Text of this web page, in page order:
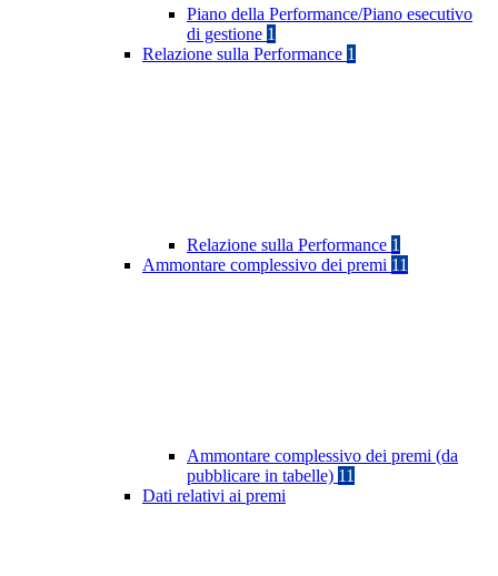
Piano della Performance/Piano esecutivo
di gestione 1
Relazione sulla Performance 1
Relazione sulla Performance 1
Ammontare complessivo dei premi 11
Ammontare complessivo dei premi (da
pubblicare in tabelle) 11
Dati relativi ai premi